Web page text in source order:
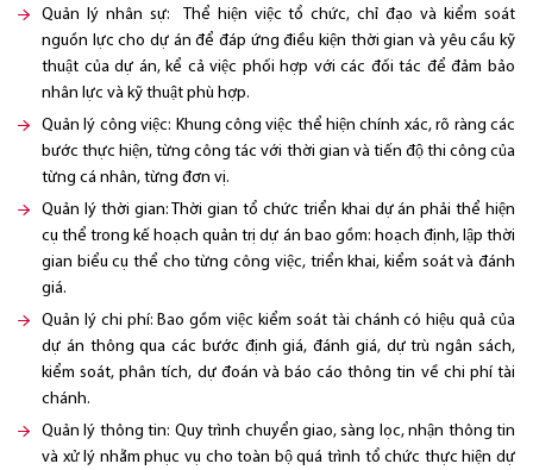
Quản lý nhân sự: Thể hiện việc tổ chức, chỉ đạo và kiểm soát
nguồn lực cho dự án để đáp ứng điều kiện thời gian và yêu cầu kỹ
thuật của dự án, kể cả việc phối hợp với các đối tác để đảm bảo
nhân lực và kỹ thuật phù hợp.
Quản lý công việc: Khung công việc thể hiện chính xác, rõ ràng các
bước thực hiện, từng công tác với thời gian và tiến độ thi công của
từng cá nhân, từng đơn vị.
Quản lý thời gian: Thời gian tổ chức triển khai dự án phải thể hiện
cụ thể trong kế hoạch quản trị dự án bao gồm: hoạch định, lập thời
gian biểu cụ thể cho từng công việc, triển khai, kiểm soát và đánh
giá.
Quản lý chi phí: Bao gồm việc kiểm soát tài chánh có hiệu quả của
dự án thông qua các bước định giá, đánh giá, dự trù ngân sách,
kiểm soát, phân tích, dự đoán và báo cáo thông tin về chi phí tài
chánh.
Quản lý thông tin: Quy trình chuyển giao, sàng lọc, nhận thông tin
và xử lý nhằm phục vụ cho toàn bộ quá trình tổ chức thực hiện dự